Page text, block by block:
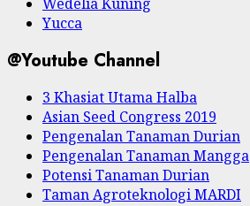
Yucca
@Youtube Channel
3 Khasiat Utama Halba
Asian Seed Congress 2019
Pengenalan Tanaman Durian
Pengenalan Tanaman Mangga
Potensi Tanaman Durian
Taman Agroteknologi MARDI